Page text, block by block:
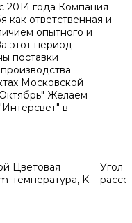
2014 года Компания
как ответственная и
опытного и
этот период
поставки
Московской
Желаем
в
Цветовая
температура, K
Угол